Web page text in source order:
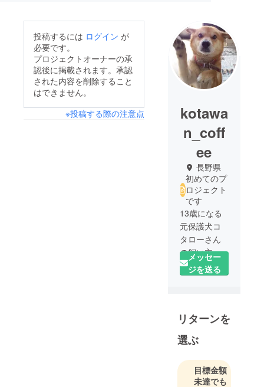
投稿するには ログイン が
必要です。
プロジェクトオーナーの承
認後に掲載されます。承認
された内容を削除すること
はできません。
※投稿する際の注意点
kotawa
n_coff
ee
長野県
初めてのプ
ロジェクト
です
13歳になる
元保護犬コ
タローさん
の飼い主で
す！
とコーヒー
に囲まれ、
癒やされな
メッセー
ジを送る
リターンを
選ぶ
目標金額
未達でも